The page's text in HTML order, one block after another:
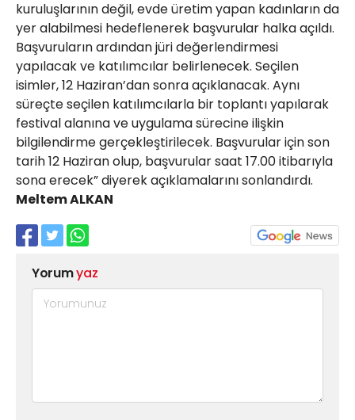
kuruluşlarının değil, evde üretim yapan kadınların da
yer alabilmesi hedeflenerek başvurular halka açıldı.
Başvuruların ardından jüri değerlendirmesi
yapılacak ve katılımcılar belirlenecek. Seçilen
isimler, 12 Haziran’dan sonra açıklanacak. Aynı
süreçte seçilen katılımcılarla bir toplantı yapılarak
festival alanına ve uygulama sürecine ilişkin
bilgilendirme gerçekleştirilecek. Başvurular için son
tarih 12 Haziran olup, başvurular saat 17.00 itibarıyla
sona erecek” diyerek açıklamalarını sonlandırdı.
Meltem ALKAN
Yorumyaz